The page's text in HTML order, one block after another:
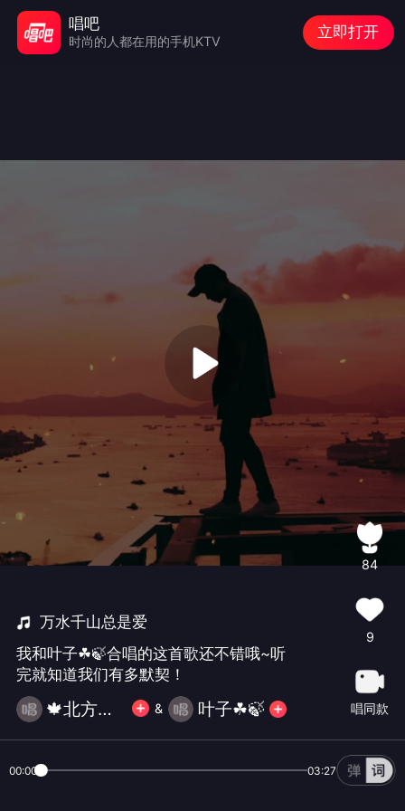
万水千山总是爱
我和叶子☘︎🍃合唱的这首歌还不错哦~听
完就知道我们有多默契！
🍁北方之圣🍁 & 叶子☘︎🍃
84
9
唱同款
00:00 03:27
唱吧
时尚的人都在用的手机KTV
立即打开